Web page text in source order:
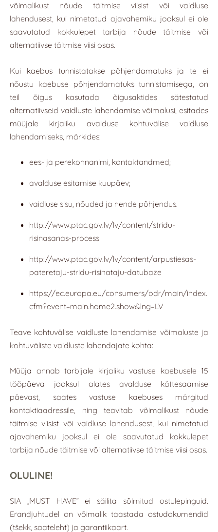
võimalikust nõude täitmise viisist või vaidluse
lahendusest, kui nimetatud ajavahemiku jooksul ei ole
saavutatud kokkulepet tarbija nõude täitmise või
alternatiivse täitmise viisi osas.
Kui kaebus tunnistatakse põhjendamatuks ja te ei
nõustu kaebuse põhjendamatuks tunnistamisega, on
teil õigus kasutada õigusaktides sätestatud
alternatiivseid vaidluste lahendamise võimalusi, esitades
müüjale kirjaliku avalduse kohtuvälise vaidluse
lahendamiseks, märkides:
ees- ja perekonnanimi, kontaktandmed;
avalduse esitamise kuupäev;
vaidluse sisu, nõuded ja nende põhjendus.
http://www.ptac.gov.lv/lv/content/stridu-
risinasanas-process
http://www.ptac.gov.lv/lv/content/arpustiesas-
pateretaju-stridu-risinataju-datubaze
https://ec.europa.eu/consumers/odr/main/index.
cfm?event=main.home2.show&lng=LV
Teave kohtuvälise vaidluste lahendamise võimaluste ja
kohtuväliste vaidluste lahendajate kohta:
Müüja annab tarbijale kirjaliku vastuse kaebusele 15
tööpäeva jooksul alates avalduse kättesaamise
päevast, saates vastuse kaebuses märgitud
kontaktiaadressile, ning teavitab võimalikust nõude
täitmise viisist või vaidluse lahendusest, kui nimetatud
ajavahemiku jooksul ei ole saavutatud kokkulepet
tarbija nõude täitmise või alternatiivse täitmise viisi osas.
OLULINE!
SIA „MUST HAVE” ei säilita sõlmitud ostulepinguid.
Erandjuhtudel on võimalik taastada ostudokumendid
(tšekk, saateleht) ja garantiikaart.